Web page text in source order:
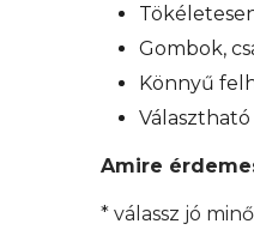
Gombok,
Könnyű
Amire
* válassz jó